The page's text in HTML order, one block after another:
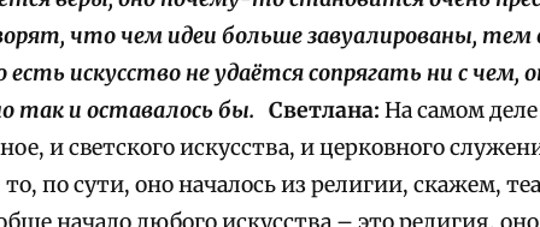
что чем идеи больше завуалированы, тем
искусство не удаётся сопрягать ни с чем,
так и оставалось бы. Светлана: На самом деле
и светского искусства, и церковного
по сути, оно началось из религии, скажем,